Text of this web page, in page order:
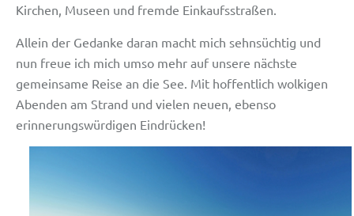
Kirchen, Museen und fremde Einkaufsstraßen.
Allein der Gedanke daran macht mich sehnsüchtig und
nun freue ich mich umso mehr auf unsere nächste
gemeinsame Reise an die See. Mit hoffentlich wolkigen
Abenden am Strand und vielen neuen, ebenso
erinnerungswürdigen Eindrücken!